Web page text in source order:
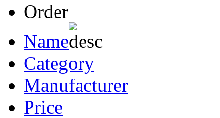
Order
Name
Category
Manufacturer
Price